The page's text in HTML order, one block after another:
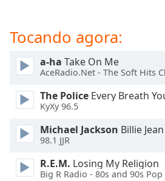
Escape
will
cancel
and
window.
Text
Tocando agora:
a-ha Take On Me
AceRadio.Net - The Soft Hits
The Police Every Breath
KyXy 96.5
Michael Jackson Billie Jean
98.1 JJR
R.E.M. Losing My Religion
Big R Radio - 80s and 90s